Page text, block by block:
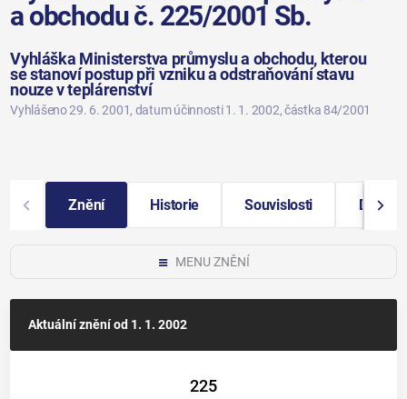
a obchodu č. 225/2001 Sb.
Vyhláška Ministerstva průmyslu a obchodu, kterou
se stanoví postup při vzniku a odstraňování stavu
nouze v teplárenství
Vyhlášeno 29. 6. 2001, datum účinnosti 1. 1. 2002, částka 84/2001
Znění Historie Souvislosti Další
MENU ZNĚNÍ
Aktuální zněníod 1. 1. 2002
225